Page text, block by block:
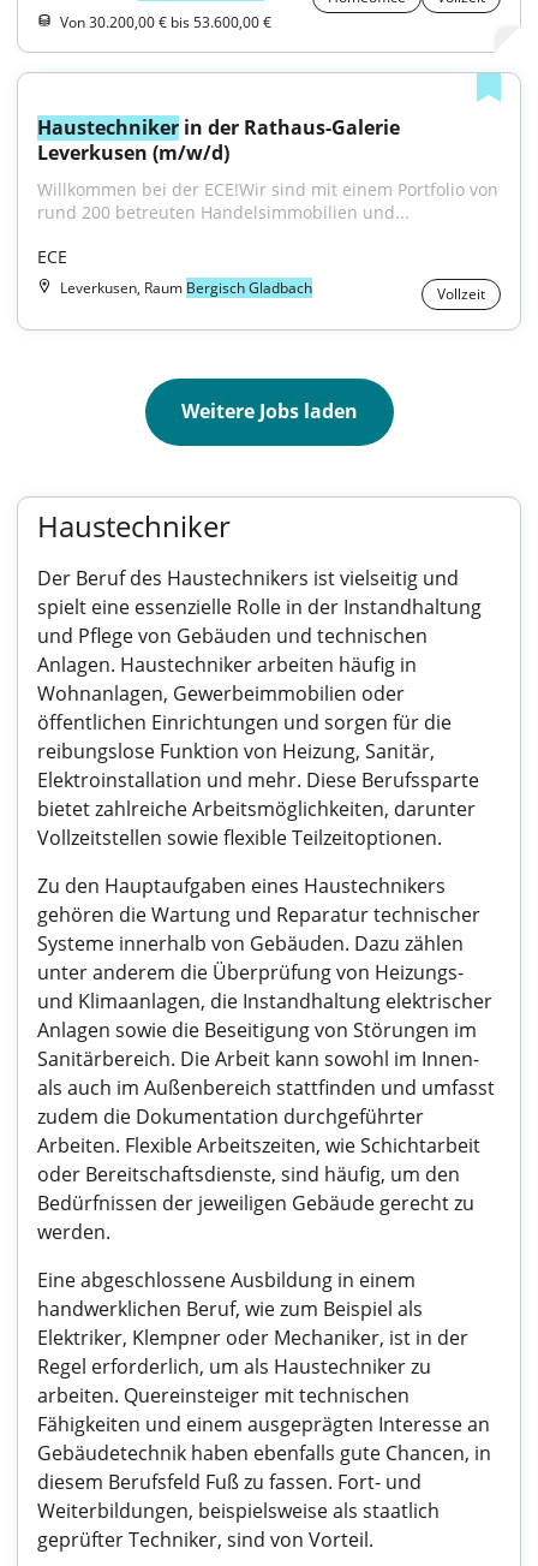
Von 30.200,00 € bis 53.600,00 €
Haustechniker in der Rathaus-Galerie
Leverkusen (m/w/d)
Willkommen bei der ECE!Wir sind mit einem Portfolio von
rund 200 betreuten Handelsimmobilien und...
ECE
Leverkusen, Raum Bergisch Gladbach Vollzeit
Weitere Jobs laden
Haustechniker
Der Beruf des Haustechnikers ist vielseitig und
spielt eine essenzielle Rolle in der Instandhaltung
und Pflege von Gebäuden und technischen
Anlagen. Haustechniker arbeiten häufig in
Wohnanlagen, Gewerbeimmobilien oder
öffentlichen Einrichtungen und sorgen für die
reibungslose Funktion von Heizung, Sanitär,
Elektroinstallation und mehr. Diese Berufssparte
bietet zahlreiche Arbeitsmöglichkeiten, darunter
Vollzeitstellen sowie flexible Teilzeitoptionen.
Zu den Hauptaufgaben eines Haustechnikers
gehören die Wartung und Reparatur technischer
Systeme innerhalb von Gebäuden. Dazu zählen
unter anderem die Überprüfung von Heizungs-
und Klimaanlagen, die Instandhaltung elektrischer
Anlagen sowie die Beseitigung von Störungen im
Sanitärbereich. Die Arbeit kann sowohl im Innen-
als auch im Außenbereich stattfinden und umfasst
zudem die Dokumentation durchgeführter
Arbeiten. Flexible Arbeitszeiten, wie Schichtarbeit
oder Bereitschaftsdienste, sind häufig, um den
Bedürfnissen der jeweiligen Gebäude gerecht zu
werden.
Eine abgeschlossene Ausbildung in einem
handwerklichen Beruf, wie zum Beispiel als
Elektriker, Klempner oder Mechaniker, ist in der
Regel erforderlich, um als Haustechniker zu
arbeiten. Quereinsteiger mit technischen
Fähigkeiten und einem ausgeprägten Interesse an
Gebäudetechnik haben ebenfalls gute Chancen, in
diesem Berufsfeld Fuß zu fassen. Fort- und
Weiterbildungen, beispielsweise als staatlich
geprüfter Techniker, sind von Vorteil.